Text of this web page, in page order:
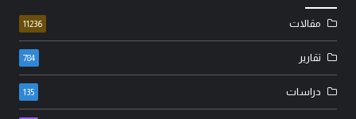
مقالات 11236
تقارير 784
دراسات 135